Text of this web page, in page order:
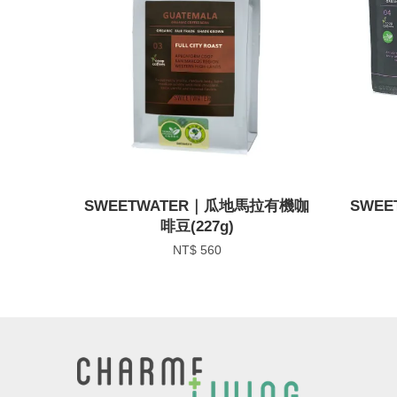
SWEETWATER｜瓜地馬拉有機咖
啡豆(227g)
NT$ 560